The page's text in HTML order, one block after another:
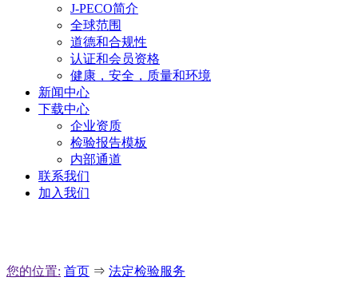
J-PECO简介
全球范围
道德和合规性
认证和会员资格
健康，安全，质量和环境
新闻中心
下载中心
企业资质
检验报告模板
内部通道
联系我们
加入我们
您的位置: 首页 ⇒ 法定检验服务